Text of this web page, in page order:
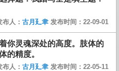
布人： 古月廴聿 发布时间：22-09-01
你灵魂深处的高度。肢体的
的精度。
布人： 古月廴聿 发布时间：22-05-11